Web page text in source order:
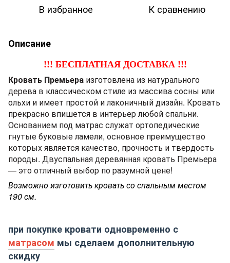
В избранное К сравнению
Описание
!!! БЕСПЛАТНАЯ ДОСТАВКА !!!
Кровать Премьера изготовлена из натурального
дерева в классическом стиле из массива сосны или
ольхи и имеет простой и лаконичный дизайн. Кровать
прекрасно впишется в интерьер любой спальни.
Основанием под матрас служат ортопедические
гнутые буковые ламели, основное преимущество
которых является качество, прочность и твердость
породы. Двуспальная деревянная кровать Премьера
— это отличный выбор по разумной цене!
Возможно изготовить кровать со спальным местом
190 см.
при покупке кровати одновременно с
матрасом мы сделаем дополнительную
скидку